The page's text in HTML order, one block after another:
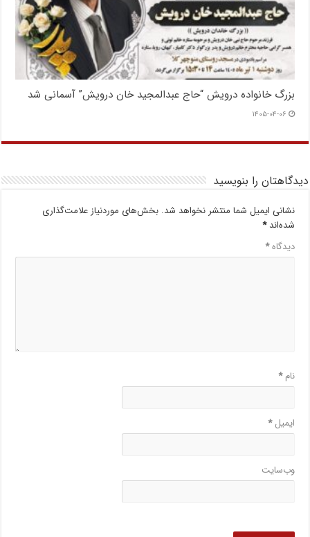
بزرگ خانواده درویش “حاج عبدالمجید خان درویش” آسمانی شد
۱۴۰۵-۰۴-۰۶
دیدگاهتان را بنویسید
نشانی ایمیل شما منتشر نخواهد شد. بخش‌های موردنیاز علامت‌گذاری
شده‌اند*
دیدگاه*
نام*
ایمیل*
وب‌سایت